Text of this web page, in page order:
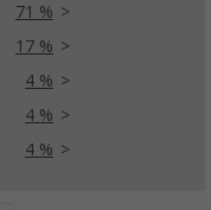
71 %
17 %
4 %
4 %
4 %